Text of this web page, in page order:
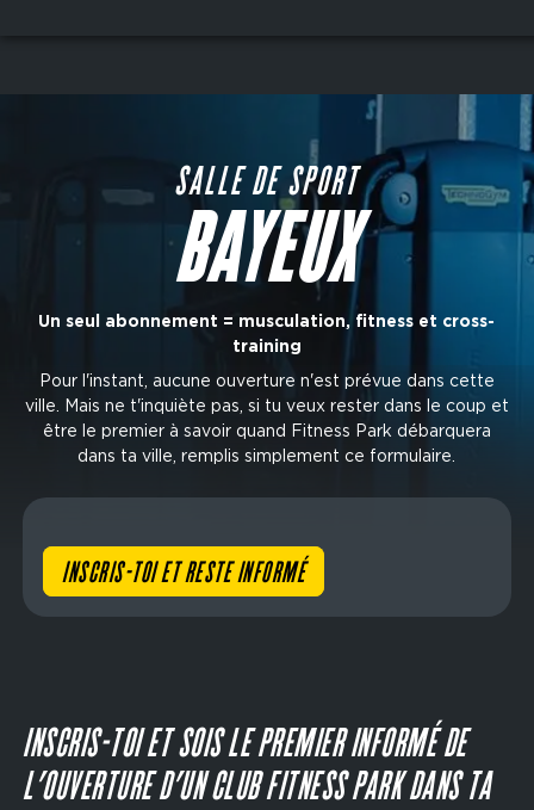
SALLE DE SPORT
BAYEUX
Un seul abonnement = musculation, fitness et cross-
training
Pour l'instant, aucune ouverture n'est prévue dans cette
ville. Mais ne t'inquiète pas, si tu veux rester dans le coup et
être le premier à savoir quand Fitness Park débarquera
dans ta ville, remplis simplement ce formulaire.
INSCRIS-TOI ET RESTE INFORMÉ
INSCRIS-TOI ET SOIS LE PREMIER INFORMÉ DE
L’OUVERTURE D’UN CLUB FITNESS PARK DANS TA